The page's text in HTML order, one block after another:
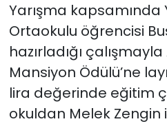
Yarışma kapsamında
Ortaokulu öğrencisi
hazırladığı
Mansiyon Ödülü’ne
lira değerinde eğitim
okuldan Melek Zengin